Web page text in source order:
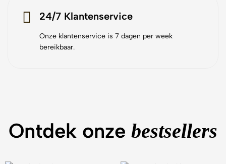
24/7 Klantenservice
Onze klantenservice is 7 dagen per week
bereikbaar.
Ontdek onze bestsellers